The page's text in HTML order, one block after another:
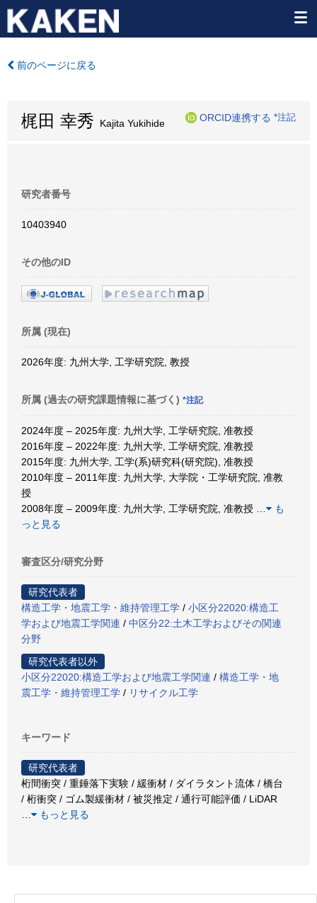
前のページに戻る
梶田 幸秀 Kajita Yukihide
ORCID連携する *注記
研究者番号
10403940
その他のID
所属 (現在)
2026年度: 九州大学, 工学研究院, 教授
所属 (過去の研究課題情報に基づく) *注記
2024年度 – 2025年度: 九州大学, 工学研究院, 准教授
2016年度 – 2022年度: 九州大学, 工学研究院, 准教授
2015年度: 九州大学, 工学(系)研究科(研究院), 准教授
2010年度 – 2011年度: 九州大学, 大学院・工学研究院, 准教
授
2008年度 – 2009年度: 九州大学, 工学研究院, 准教授
も
っと見る
審査区分/研究分野
研究代表者
構造工学・地震工学・維持管理工学 / 小区分22020:構造工
学および地震工学関連 / 中区分22:土木工学およびその関連
分野
研究代表者以外
小区分22020:構造工学および地震工学関連 / 構造工学・地
震工学・維持管理工学 / リサイクル工学
キーワード
研究代表者
桁間衝突 / 重錘落下実験 / 緩衝材 / ダイラタント流体 / 橋台
/ 桁衝突 / ゴム製緩衝材 / 被災推定 / 通行可能評価 / LiDAR
もっと見る